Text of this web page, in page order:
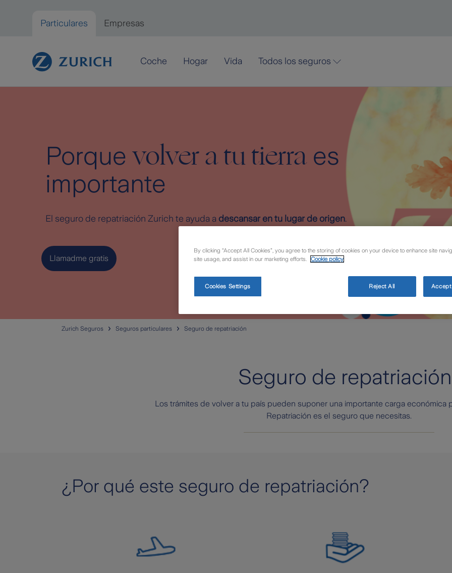
Particulares Empresas
Coche Hogar Vida Todos los seguros
Porquevolver a tu tierra es
importante
El seguro de repatriación Zurich te ayuda a descansar en tu lugar de origen.
Llamadme gratis
Zurich Seguros Seguros particulares Seguro de repatriación
Seguro de repatriación
Los trámites de volver a tu país pueden suponer una importante carga económica
Repatriación es el seguro que necesitas.
¿Por qué este seguro de repatriación?
By clicking “Accept All Cookies”, you agree to the storing of cookies on your device to enhance site
site usage, and assist in our marketing efforts.
Cookie policy
Cookies Settings Reject All Accept